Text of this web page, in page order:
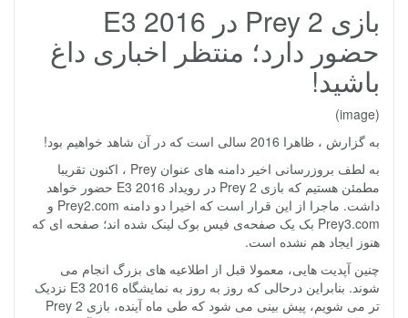
بازی Prey 2 در E3 2016
حضور دارد؛ منتظر اخباری داغ
باشید!
(image)
به گزارش ، ظاهرا 2016 سالی است که در آن شاهد خواهیم بود!
به لطف بروزرسانی اخیر دامنه های عنوان Prey ، اکنون تقریبا
مطمئن هستیم که بازی Prey 2 در رویداد E3 2016 حضور خواهد
داشت. ماجرا از این قرار است که اخیرا دو دامنه Prey2.com و
Prey3.com بک یک صفحه‌ی فیس بوک لینک شده اند؛ صفحه ای که
هنوز ایجاد هم نشده است.
چنین آپدیت هایی، معمولا قبل از اطلاعیه های بزرگ انجام می
شوند. بنابراین درحالی که روز به روز به نمایشگاه E3 2016 نزدیک
تر می شویم، پیش بینی می شود که طی ماه آینده، بازی Prey 2